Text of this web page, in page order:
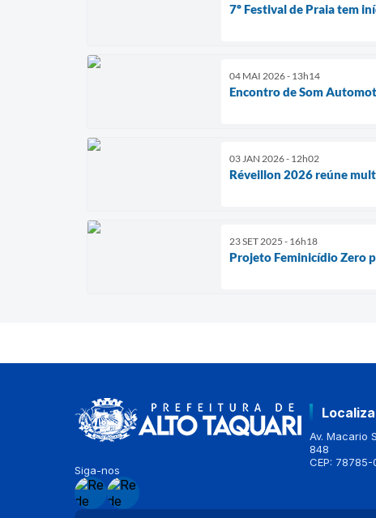
7º Festival de Praia tem
04 MAI 2026 - 13h14
Encontro de Som
03 JAN 2026 - 12h02
Réveillon 2026 reúne
23 SET 2025 - 16h18
Projeto Feminicídio Zero
Siga-nos
Av. Macario
848
CEP: 78785-